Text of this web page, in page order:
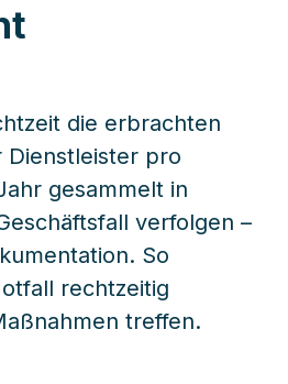
die erbrachten
Dienstleister pro
gesammelt in
verfolgen –
So
rechtzeitig
treffen.